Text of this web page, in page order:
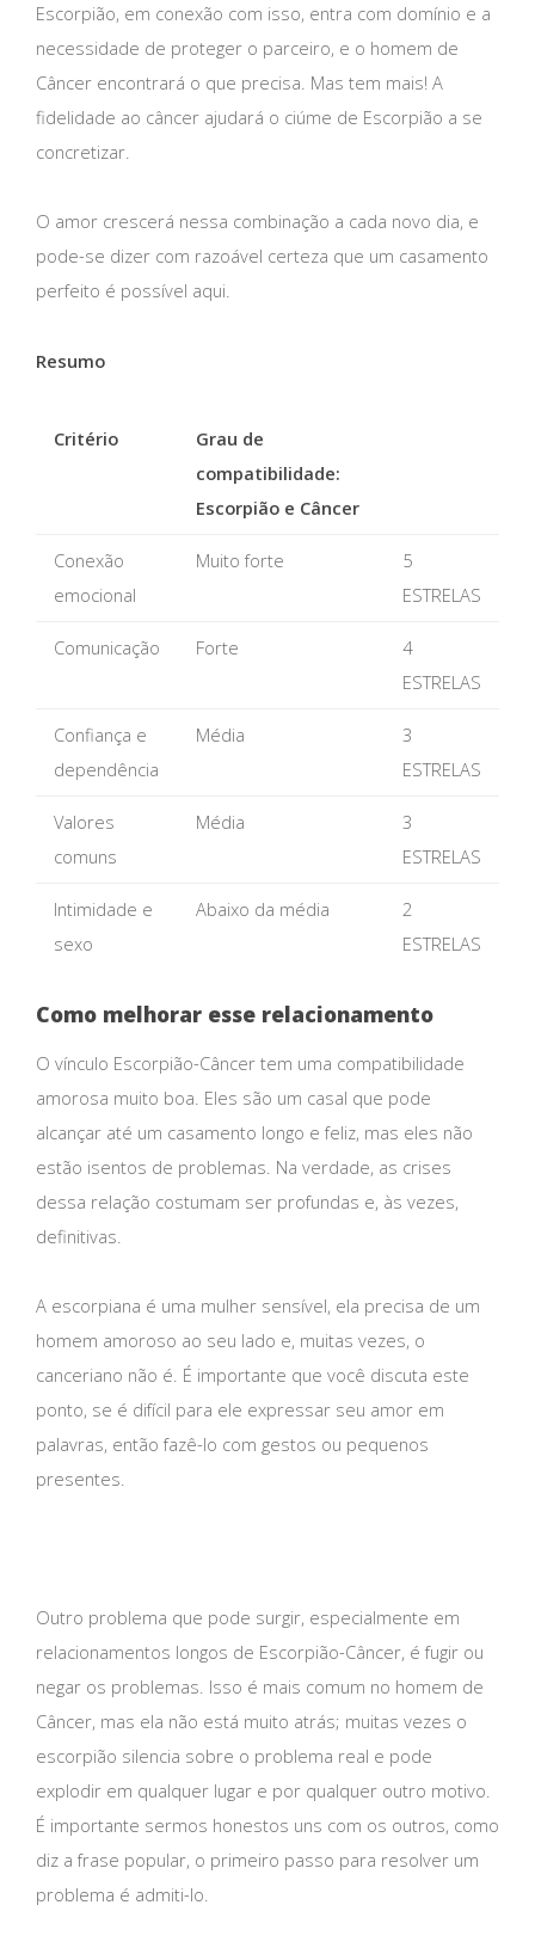
Escorpião, em conexão com isso, entra com domínio e a
necessidade de proteger o parceiro, e o homem de
Câncer encontrará o que precisa. Mas tem mais! A
fidelidade ao câncer ajudará o ciúme de Escorpião a se
concretizar.
O amor crescerá nessa combinação a cada novo dia, e
pode-se dizer com razoável certeza que um casamento
perfeito é possível aqui.
Resumo
Critério
Grau de
compatibilidade:
Escorpião e Câncer
Conexão
emocional
Muito forte
5
ESTRELAS
Comunicação Forte
4
ESTRELAS
Confiança e
dependência
Média
3
ESTRELAS
Valores
comuns
Média
3
ESTRELAS
Intimidade e
sexo
Abaixo da média
2
ESTRELAS
Como melhorar esse relacionamento
O vínculo Escorpião-Câncer tem uma compatibilidade
amorosa muito boa. Eles são um casal que pode
alcançar até um casamento longo e feliz, mas eles não
estão isentos de problemas. Na verdade, as crises
dessa relação costumam ser profundas e, às vezes,
definitivas.
A escorpiana é uma mulher sensível, ela precisa de um
homem amoroso ao seu lado e, muitas vezes, o
canceriano não é. É importante que você discuta este
ponto, se é difícil para ele expressar seu amor em
palavras, então fazê-lo com gestos ou pequenos
presentes.
Outro problema que pode surgir, especialmente em
relacionamentos longos de Escorpião-Câncer, é fugir ou
negar os problemas. Isso é mais comum no homem de
Câncer, mas ela não está muito atrás; muitas vezes o
escorpião silencia sobre o problema real e pode
explodir em qualquer lugar e por qualquer outro motivo.
É importante sermos honestos uns com os outros, como
diz a frase popular, o primeiro passo para resolver um
problema é admiti-lo.